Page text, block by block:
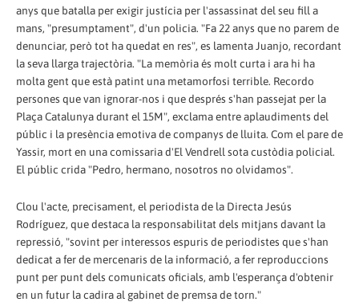
anys que batalla per exigir justícia per l'assassinat del seu fill a
mans, "presumptament", d'un policia. "Fa 22 anys que no parem de
denunciar, però tot ha quedat en res", es lamenta Juanjo, recordant
la seva llarga trajectòria. "La memòria és molt curta i ara hi ha
molta gent que està patint una metamorfosi terrible. Recordo
persones que van ignorar-nos i que després s'han passejat per la
Plaça Catalunya durant el 15M", exclama entre aplaudiments del
públic i la presència emotiva de companys de lluita. Com el pare de
Yassir, mort en una comissaria d'El Vendrell sota custòdia policial.
El públic crida "Pedro, hermano, nosotros no olvidamos".
Clou l'acte, precisament, el periodista de la Directa Jesús
Rodríguez, que destaca la responsabilitat dels mitjans davant la
repressió, "sovint per interessos espuris de periodistes que s'han
dedicat a fer de mercenaris de la informació, a fer reproduccions
punt per punt dels comunicats oficials, amb l'esperança d'obtenir
en un futur la cadira al gabinet de premsa de torn."